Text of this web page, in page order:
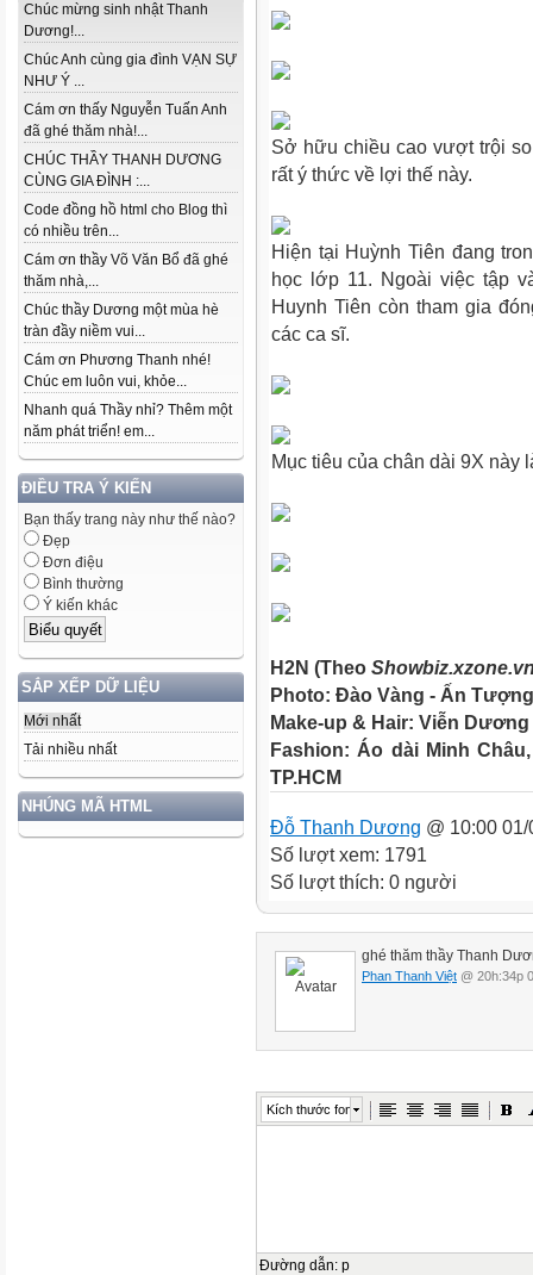
Chúc mừng sinh nhật Thanh
Dương!...
Chúc Anh cùng gia đình VẠN SỰ
NHƯ Ý ...
Cám ơn thấy Nguyễn Tuấn Anh
đã ghé thăm nhà!...
CHÚC THẦY THANH DƯƠNG
CÙNG GIA ĐÌNH :...
Code đồng hồ html cho Blog thì
có nhiều trên...
Cám ơn thầy Võ Văn Bổ đã ghé
thăm nhà,...
Chúc thầy Dương một mùa hè
tràn đầy niềm vui...
Cám ơn Phương Thanh nhé!
Chúc em luôn vui, khỏe...
Nhanh quá Thầy nhỉ? Thêm một
năm phát triển! em...
ĐIỀU TRA Ý KIẾN
Bạn thấy trang này như thế nào?
Đẹp
Đơn điệu
Bình thường
Ý kiến khác
SẮP XẾP DỮ LIỆU
Mới nhất
Tải nhiều nhất
NHÚNG MÃ HTML
Sở hữu chiều cao vượt trội
rất ý thức về lợi thế này.
Hiện tại Huỳnh Tiên đang
học lớp 11. Ngoài việc tập
Huynh Tiên còn tham gia
các ca sĩ.
Mục tiêu của chân dài 9X này
H2N (Theo
Photo: Đào Vàng - Ấn
Make-up & Hair: Viễn Dương
Fashion: Áo dài Minh
TP.HCM
Đỗ Thanh Dương @ 10:00
Số lượt xem: 1791
Số lượt thích: 0 người
ghé thăm thầy Thanh
Phan Thanh Việt @ 20h:34p
Kích thước font
Đường dẫn: p